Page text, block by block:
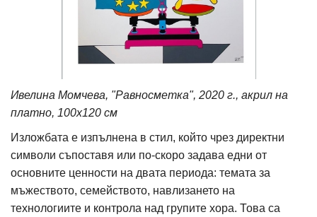
Ивелина Момчева, "Равносметка", 2020 г., акрил на
платно, 100х120 см
Изложбата е изпълнена в стил, който чрез директни
символи съпоставя или по-скоро задава едни от
основните ценности на двата периода: темата за
мъжеството, семейството, навлизането на
технологиите и контрола над групите хора. Това са